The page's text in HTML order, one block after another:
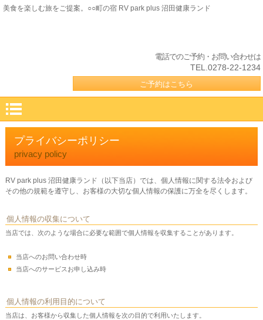
美食を楽しむ旅をご提案。○○町の宿 RV park plus 沼田健康ランド
電話でのご予約・お問い合わせは
TEL.0278-22-1234
ご予約はこちら
プライバシーポリシー
privacy policy
RV park plus 沼田健康ランド（以下当店）では、個人情報に関する法令および
その他の規範を遵守し、お客様の大切な個人情報の保護に万全を尽くします。
個人情報の収集について
当店では、次のような場合に必要な範囲で個人情報を収集することがあります。
当店へのお問い合わせ時
当店へのサービスお申し込み時
個人情報の利用目的について
当店は、お客様から収集した個人情報を次の目的で利用いたします。